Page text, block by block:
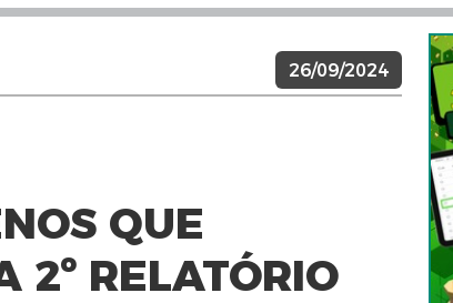
26/09/2024
QUE
2º RELATÓRIO